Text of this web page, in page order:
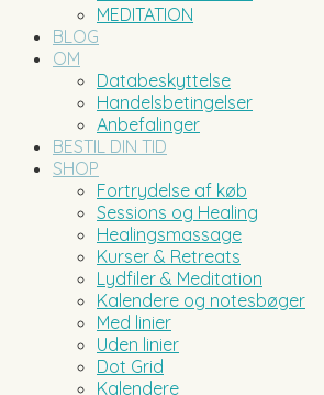
MEDITATION
BLOG
OM
Databeskyttelse
Handelsbetingelser
Anbefalinger
BESTIL DIN TID
SHOP
Fortrydelse af køb
Sessions og Healing
Healingsmassage
Kurser & Retreats
Lydfiler & Meditation
Kalendere og notesbøger
Med linier
Uden linier
Dot Grid
Kalendere